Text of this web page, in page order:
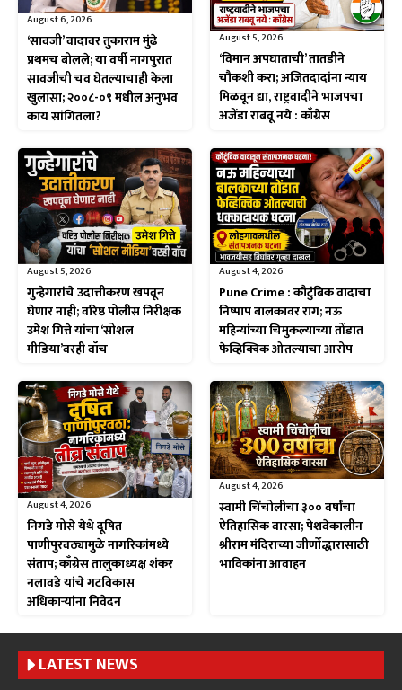
August 6, 2026
‘सावजी’ वादावर तुकाराम मुंढे
प्रथमच बोलले; या वर्षी नागपुरात
सावजीची चव घेतल्याचाही केला
खुलासा; २००८-०९ मधील अनुभव
काय सांगितला?
August 5, 2026
‘विमान अपघाताची’ तातडीने
चौकशी करा; अजितदादांना न्याय
मिळवून द्या, राष्ट्रवादीने भाजपचा
अजेंडा राबवू नये : काँग्रेस
August 5, 2026
गुन्हेगारांचे उदात्तीकरण खपवून
घेणार नाही; वरिष्ठ पोलीस निरीक्षक
उमेश गित्ते यांचा ‘सोशल
मीडिया’वरही वॉच
August 4, 2026
Pune Crime : कौटुंबिक वादाचा
निष्पाप बालकावर राग; नऊ
महिन्यांच्या चिमुकल्याच्या तोंडात
फेव्हिक्विक ओतल्याचा आरोप
August 4, 2026
निगडे मोसे येथे दूषित
पाणीपुरवठ्यामुळे नागरिकांमध्ये
संताप; काँग्रेस तालुकाध्यक्ष शंकर
नलावडे यांचे गटविकास
अधिकाऱ्यांना निवेदन
August 4, 2026
स्वामी चिंचोलीचा ३०० वर्षांचा
ऐतिहासिक वारसा; पेशवेकालीन
श्रीराम मंदिराच्या जीर्णोद्धारासाठी
भाविकांना आवाहन
LATEST NEWS